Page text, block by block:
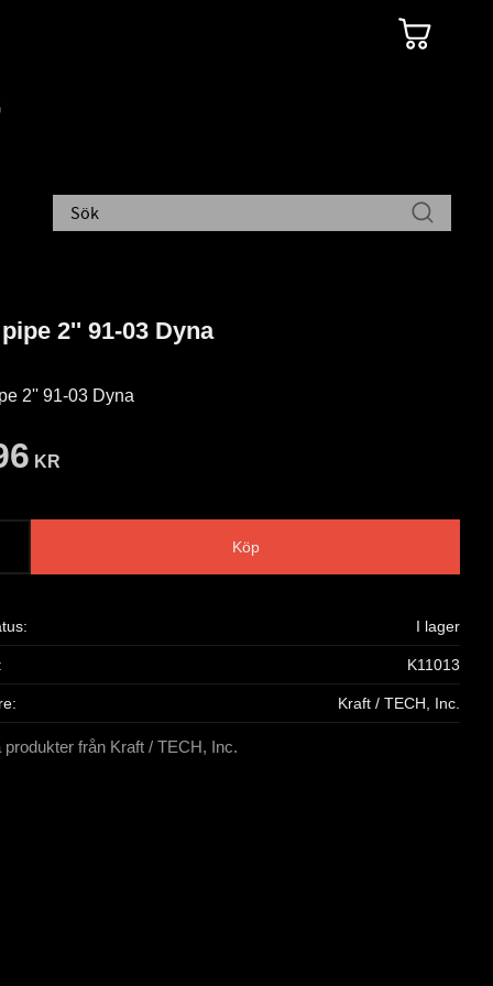
2'' 91-03 Dyna
2'' 91-03 Dyna
KR
Köp
I lager
K11013
Kraft / TECH, Inc.
produkter från Kraft / TECH, Inc.